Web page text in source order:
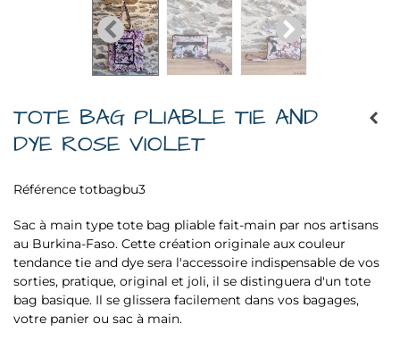
TOTE BAG PLIABLE TIE AND
DYE ROSE VIOLET
Référence totbagbu3
Sac à main type tote bag pliable fait-main par nos artisans
au Burkina-Faso. Cette création originale aux couleur
tendance tie and dye sera l'accessoire indispensable de vos
sorties, pratique, original et joli, il se distinguera d'un tote
bag basique. Il se glissera facilement dans vos bagages,
votre panier ou sac à main.